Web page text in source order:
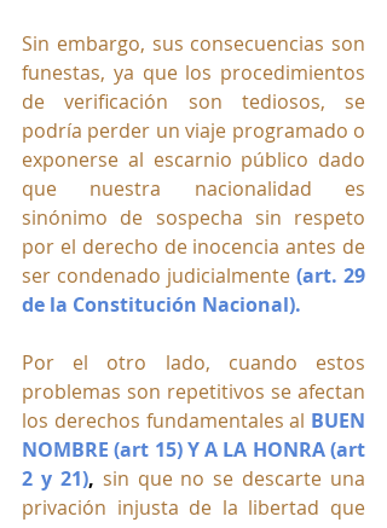
Sin embargo, sus consecuencias son
funestas, ya que los procedimientos
de verificación son tediosos, se
podría perder un viaje programado o
exponerse al escarnio público dado
que nuestra nacionalidad es
sinónimo de sospecha sin respeto
por el derecho de inocencia antes de
ser condenado judicialmente (art. 29
de la Constitución Nacional).
Por el otro lado, cuando estos
problemas son repetitivos se afectan
los derechos fundamentales al BUEN
NOMBRE (art 15) Y A LA HONRA (art
2 y 21), sin que no se descarte una
privación injusta de la libertad que